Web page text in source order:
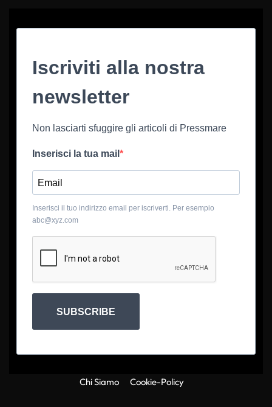
Iscriviti alla nostra
newsletter
Non lasciarti sfuggire gli articoli di Pressmare
Inserisci la tua mail
Inserisci il tuo indirizzo email per iscriverti. Per esempio
abc@xyz.com
SUBSCRIBE
Chi Siamo Cookie-Policy